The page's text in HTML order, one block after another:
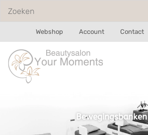
Webshop Account Contact
Bewegingsbanken